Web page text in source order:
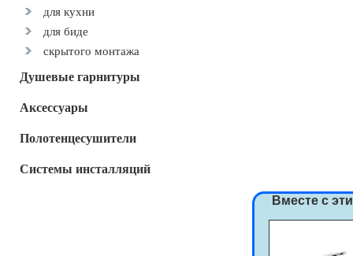
для кухни
для биде
скрытого монтажа
Душевые гарнитуры
Аксессуары
Полотенцесушители
Системы инсталляций
Вместе с